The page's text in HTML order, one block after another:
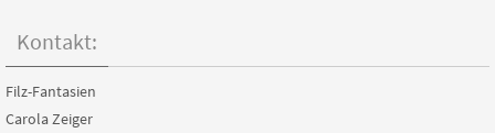
Kontakt:
Filz-Fantasien
Carola Zeiger